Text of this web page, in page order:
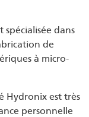
spécialisée dans
de
à micro-
Hydronix est très
personnelle